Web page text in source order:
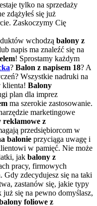
tylko na sprzedaży
zdążyłeś się już
Zaskoczymy Cię
wchodzą balony z
napis ma znaleźć się na
! Sprostamy każdym
? Balon z napisem 18? A
Wszystkie nadruki na
klienta! Balony
plan dla imprez
ma szerokie zastosowanie.
marketingowe
reklamowe z
przedsiębiorcom w
balonie przyciąga uwagę i
w pamięć. Nie może
jak balony z
pracy, firmowych
Gdy zdecydujesz się na taki
zastanów się, jakie typy
się na pewno domyślasz,
foliowe z